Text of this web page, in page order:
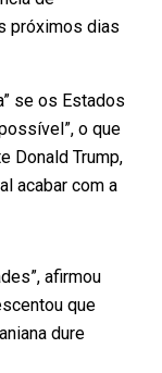
próximos dias
se os Estados
o que
Donald Trump,
acabar com a
afirmou
que
dure